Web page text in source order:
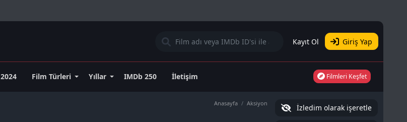
Kayıt Ol Giriş Yap
2024 Film Türleri Yıllar IMDb 250 İletişim Filmleri Keşfet
Anasayfa Aksiyon İzledim olarak işeretle